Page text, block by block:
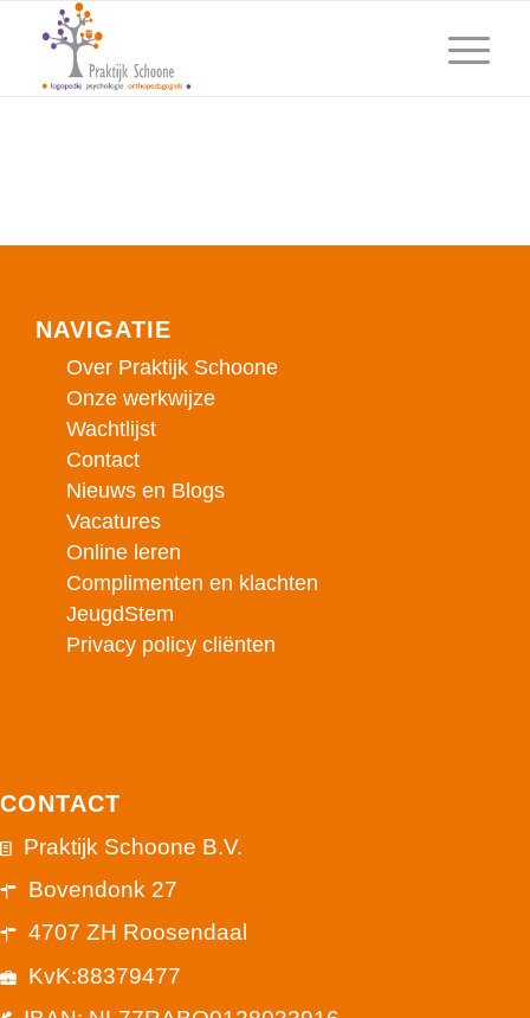
NAVIGATIE
Over Praktijk Schoone
Onze werkwijze
Wachtlijst
Contact
Nieuws en Blogs
Vacatures
Online leren
Complimenten en klachten
JeugdStem
Privacy policy cliënten
CONTACT
Praktijk Schoone B.V.
Bovendonk 27
4707 ZH Roosendaal
KvK:88379477